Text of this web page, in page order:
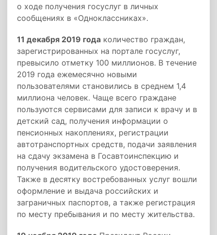
о ходе получения госуслуг в личных
сообщениях в «Одноклассниках».
11 декабря 2019 года количество граждан,
зарегистрированных на портале госуслуг,
превысило отметку 100 миллионов. В течение
2019 года ежемесячно новыми
пользователями становились в среднем 1,4
миллиона человек. Чаще всего граждане
пользуются сервисами для записи к врачу и в
детский сад, получения информации о
пенсионных накоплениях, регистрации
автотранспортных средств, подачи заявления
на сдачу экзамена в Госавтоинспекцию и
получения водительского удостоверения.
Также в десятку востребованных услуг вошли
оформление и выдача российских и
заграничных паспортов, а также регистрация
по месту пребывания и по месту жительства.